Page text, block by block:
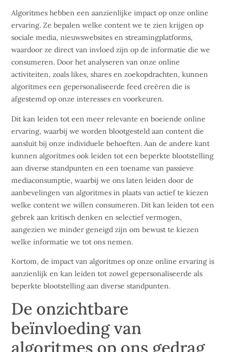
Algoritmes hebben een aanzienlijke impact op onze online
ervaring. Ze bepalen welke content we te zien krijgen op
sociale media, nieuwswebsites en streamingplatforms,
waardoor ze direct van invloed zijn op de informatie die we
consumeren. Door het analyseren van onze online
activiteiten, zoals likes, shares en zoekopdrachten, kunnen
algoritmes een gepersonaliseerde feed creëren die is
afgestemd op onze interesses en voorkeuren.
Dit kan leiden tot een meer relevante en boeiende online
ervaring, waarbij we worden blootgesteld aan content die
aansluit bij onze individuele behoeften. Aan de andere kant
kunnen algoritmes ook leiden tot een beperkte blootstelling
aan diverse standpunten en een toename van passieve
mediaconsumptie, waarbij we ons laten leiden door de
aanbevelingen van algoritmes in plaats van actief te kiezen
welke content we willen consumeren. Dit kan leiden tot een
gebrek aan kritisch denken en selectief vermogen,
aangezien we minder geneigd zijn om bewust te kiezen
welke informatie we tot ons nemen.
Kortom, de impact van algoritmes op onze online ervaring is
aanzienlijk en kan leiden tot zowel gepersonaliseerde als
beperkte blootstelling aan diverse standpunten.
De onzichtbare
beïnvloeding van